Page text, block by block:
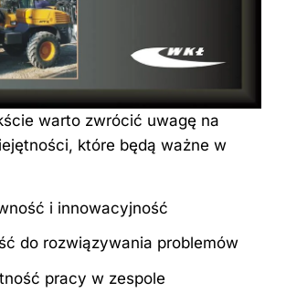
warto zwrócić uwagę na
które będą ważne w
i innowacyjność
do rozwiązywania problemów
pracy w zespole